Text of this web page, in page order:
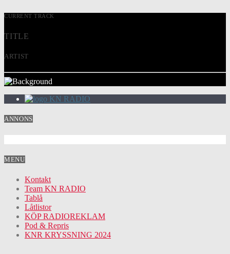
CURRENT TRACK
TITLE
ARTIST
KN RADIO
ANNONS
MENU
Kontakt
Team KN RADIO
Tablå
Låtlistor
KÖP RADIOREKLAM
Pod & Repris
KNR KRYSSNING 2024